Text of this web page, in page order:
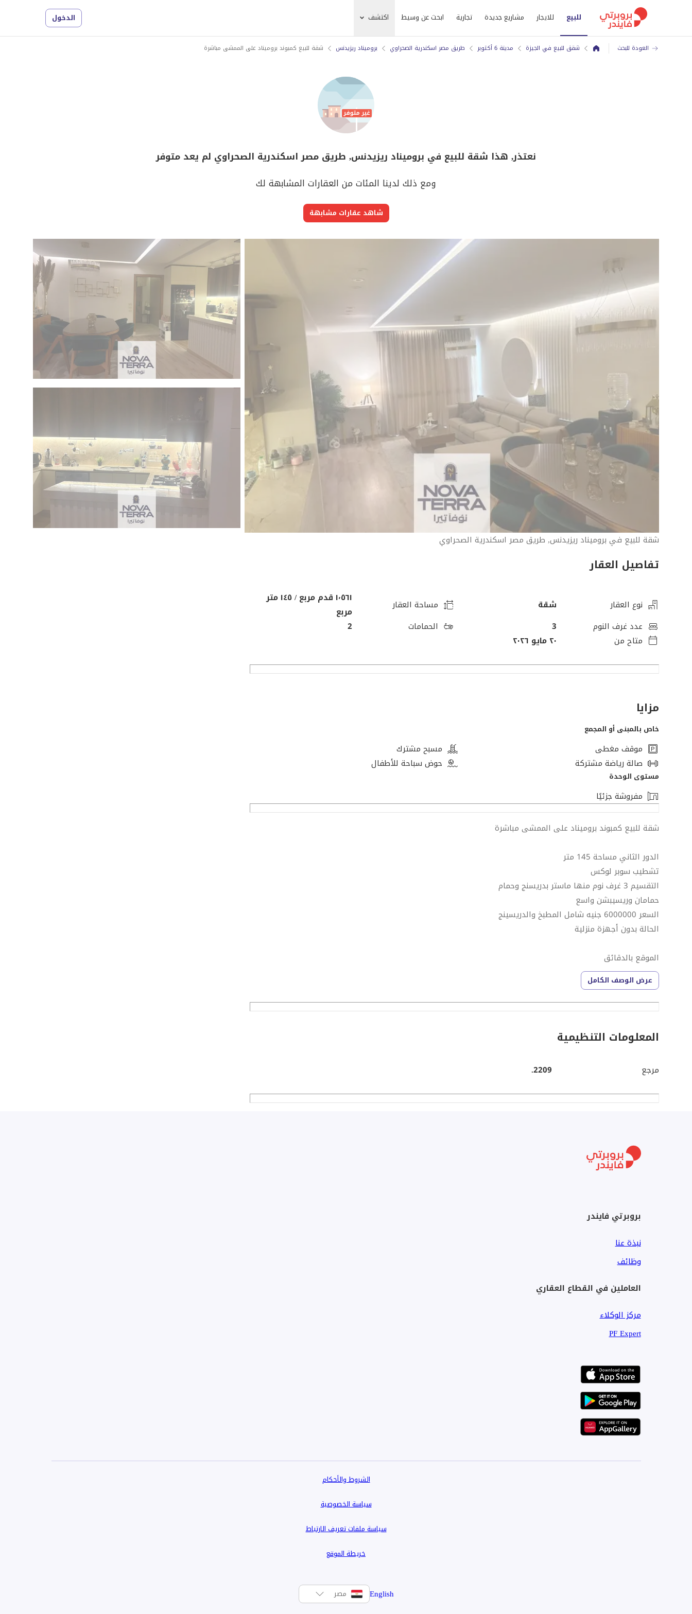
للبيع للايجار مشاريع جديدة تجارية ابحث عن وسيط اكتشف الدخول
العودة للبحث شقق للبيع في الجيزة مدينة 6 أكتوبر طريق مصر اسكندرية الصحراوي بروميناد ريزيدنس شقة للبيع كمبوند بروميناد على الممشى مباشرة
نعتذر, هذا شقة للبيع في بروميناد ريزيدنس, طريق مصر اسكندرية الصحراوي لم يعد متوفر
ومع ذلك لدينا المئات من العقارات المشابهة لك
شاهد عقارات مشابهة
شقة للبيع في بروميناد ريزيدنس, طريق مصر اسكندرية الصحراوي
تفاصيل العقار
نوع العقار شقة مساحة العقار
١٬٥٦١ قدم مربع / ١٤٥ متر
مربع
عدد غرف النوم
3 الحمامات
2
متاح من
٢٠ مايو ٢٠٢٦
مزايا
خاص بالمبنى أو المجمع
موقف مغطى
مسبح مشترك
صالة رياضة مشتركة
حوض سباحة للأطفال
مستوى الوحدة
مفروشة جزئيًا
شقة للبيع كمبوند بروميناد على الممشى مباشرة
الدور الثاني مساحة 145 متر
تشطيب سوبر لوكس
التقسيم 3 غرف نوم منها ماستر بدريسنج وحمام
حمامان وريسيبشن واسع
السعر 6000000 جنيه شامل المطبخ والدريسينج
الحالة بدون أجهزة منزلية
الموقع بالدقائق
دقيقتان من محور جمال عبد الناصر
5 دقائق من مول العرب
5 دقائق من ميدان جهينة
10 دقائق من وصلة دهشور
عرض الوصف الكامل
المعلومات التنظيمية
مرجع 2209.
بروبرتي فايندر
نبذة عنا
وظائف
العاملين في القطاع العقاري
مركز الوكلاء
PF Expert
الشروط والأحكام
سياسة الخصوصية
سياسة ملفات تعريف الارتباط
خريطة الموقع
English مصر